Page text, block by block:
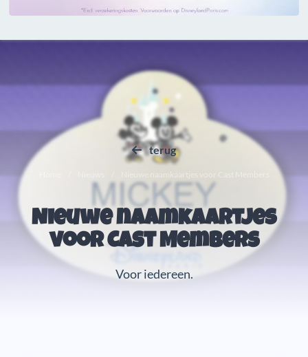
terug
Nieuwe naamkaartjes voor Cast Members
Nieuwe naamkaartjes
voor Cast Members
Voor iedereen.